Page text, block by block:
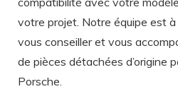
votre projet. Notre équipe est
vous conseiller et vous
de pièces détachées d’origine
Porsche.